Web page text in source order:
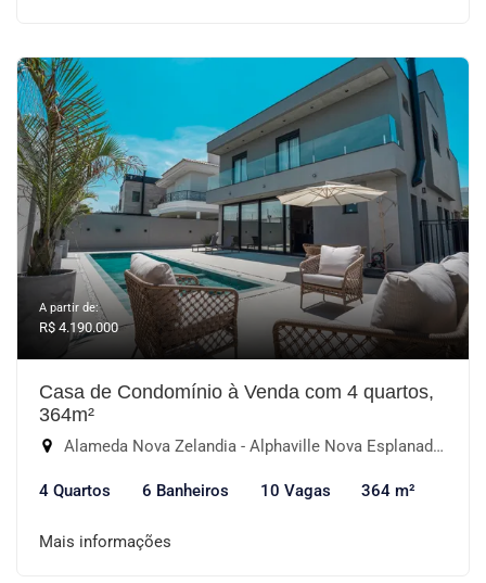
A partir de:
R$ 4.190.000
Casa de Condomínio à Venda com 4 quartos,
364m²
Alameda Nova Zelandia - Alphaville Nova Esplanada I, Votorantim-SP
4 Quartos 6 Banheiros 10 Vagas 364 m²
Mais informações